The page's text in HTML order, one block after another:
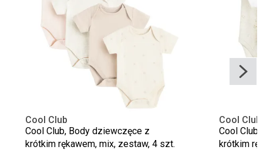
Cool Club
Cool Club, Body dziewczęce z
krótkim rękawem, mix, zestaw, 4 szt.
Cool Club
Cool
krótkim